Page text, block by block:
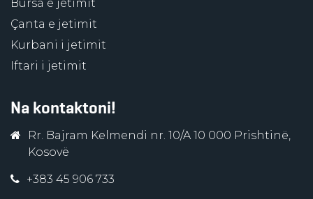
Bursa e jetimit
Çanta e jetimit
Kurbani i jetimit
Iftari i jetimit
Na kontaktoni!
Rr. Bajram Kelmendi nr. 10/A 10 000 Prishtinë,
Kosovë
+383 45 906 733